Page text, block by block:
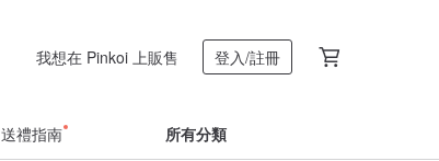
我想在 Pinkoi 上販售 登入/註冊
送禮指南 所有分類